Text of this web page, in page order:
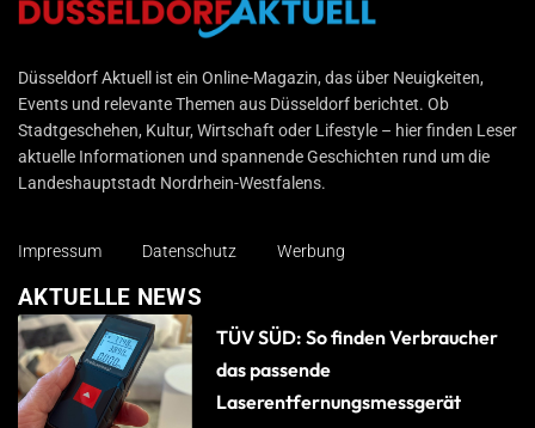
Düsseldorf Aktuell
Düsseldorf Aktuell ist ein Online-Magazin, das über Neuigkeiten,
Events und relevante Themen aus Düsseldorf berichtet. Ob
Stadtgeschehen, Kultur, Wirtschaft oder Lifestyle – hier finden Leser
aktuelle Informationen und spannende Geschichten rund um die
Landeshauptstadt Nordrhein-Westfalens.
Impressum Datenschutz Werbung
AKTUELLE NEWS
TÜV SÜD: So finden Verbraucher
das passende
Laserentfernungsmessgerät